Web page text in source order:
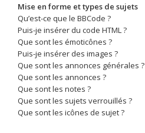
Mise en forme et types de sujets
Qu’est-ce que le BBCode ?
Puis-je insérer du code HTML ?
Que sont les émoticônes ?
Puis-je insérer des images ?
Que sont les annonces générales ?
Que sont les annonces ?
Que sont les notes ?
Que sont les sujets verrouillés ?
Que sont les icônes de sujet ?